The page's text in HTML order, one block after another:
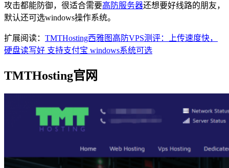
攻击都能防御，很适合需要高防服务器还想要好线路的朋友，
默认还可选windows操作系统。
扩展阅读： TMTHosting西雅图高防VPS测评：上传速度快，
硬盘读写好 支持支付宝 windows系统可选
TMTHosting官网